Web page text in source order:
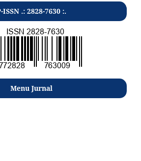
ISSN .: 2828-7630 :.
Menu Jurnal